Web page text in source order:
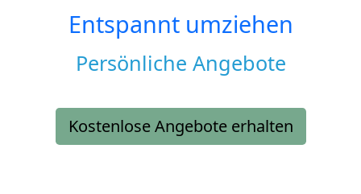
Entspannt umziehen
Persönliche Angebote
Kostenlose Angebote erhalten